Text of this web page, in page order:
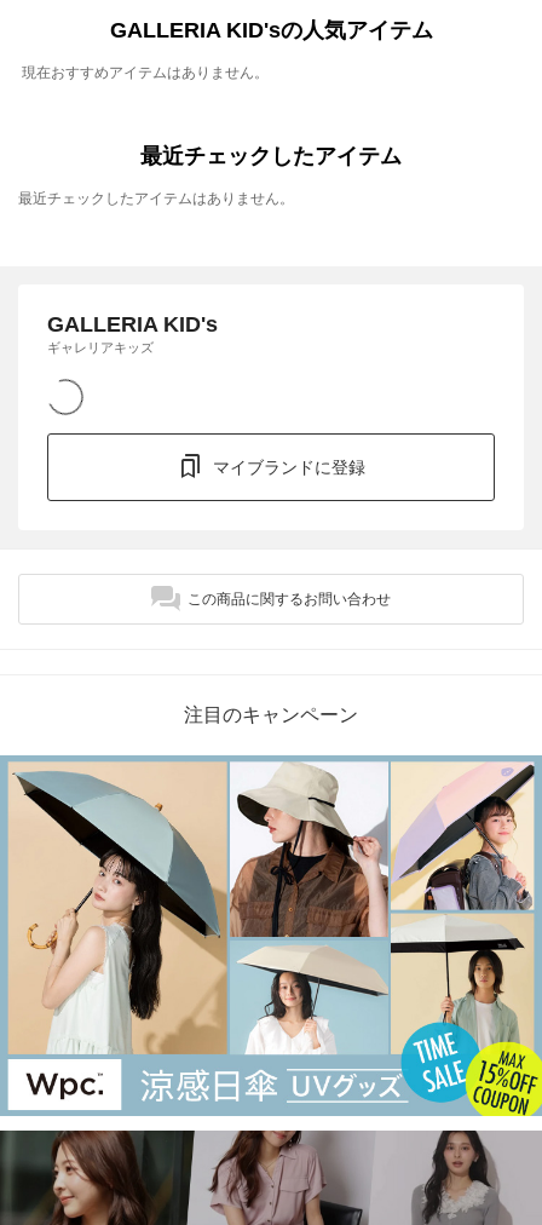
GALLERIA KID'sの人気アイテム
現在おすすめアイテムはありません。
最近チェックしたアイテム
最近チェックしたアイテムはありません。
GALLERIA KID's
ギャレリアキッズ
マイブランドに登録
この商品に関するお問い合わせ
注目のキャンペーン